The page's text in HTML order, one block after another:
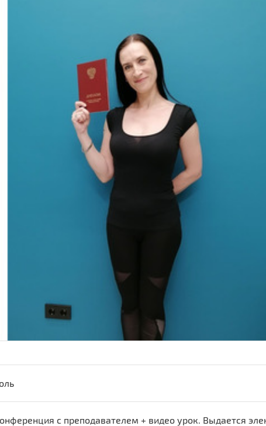
с преподавателем + видео урок. Выдается